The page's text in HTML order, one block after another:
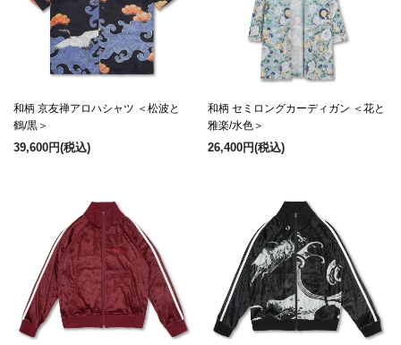
和柄 京友禅アロハシャツ ＜松波と
鶴/黒＞
39,600円(税込)
和柄 セミロングカーディガン ＜花と
雅楽/水色＞
26,400円(税込)